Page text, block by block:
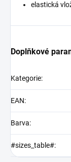
elastická
Doplňkové
Kategorie:
EAN:
Barva:
#sizes_table#: